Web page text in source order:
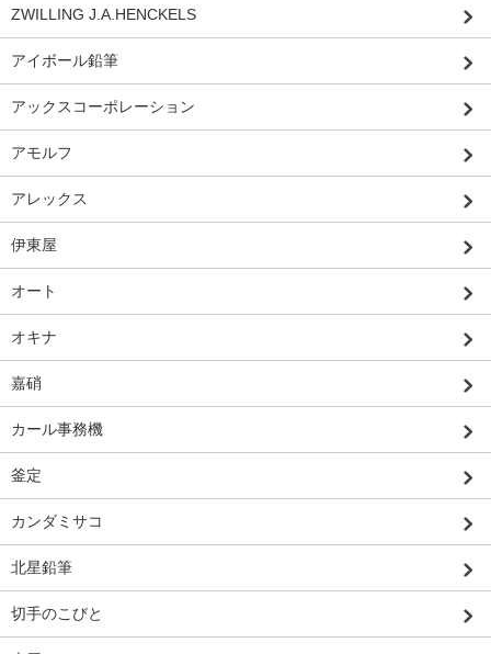
ZWILLING J.A.HENCKELS
アイボール鉛筆
アックスコーポレーション
アモルフ
アレックス
伊東屋
オート
オキナ
嘉硝
カール事務機
釜定
カンダミサコ
北星鉛筆
切手のこびと